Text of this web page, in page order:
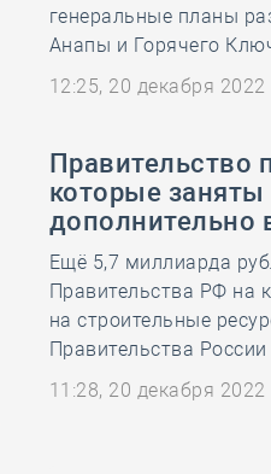
генеральные планы
Анапы и Горячего
12:25, 20 декабря 2022
Правительство
которые заняты
дополнительно
Ещё 5,7 миллиарда
Правительства РФ на
на строительные
Правительства
11:28, 20 декабря 2022